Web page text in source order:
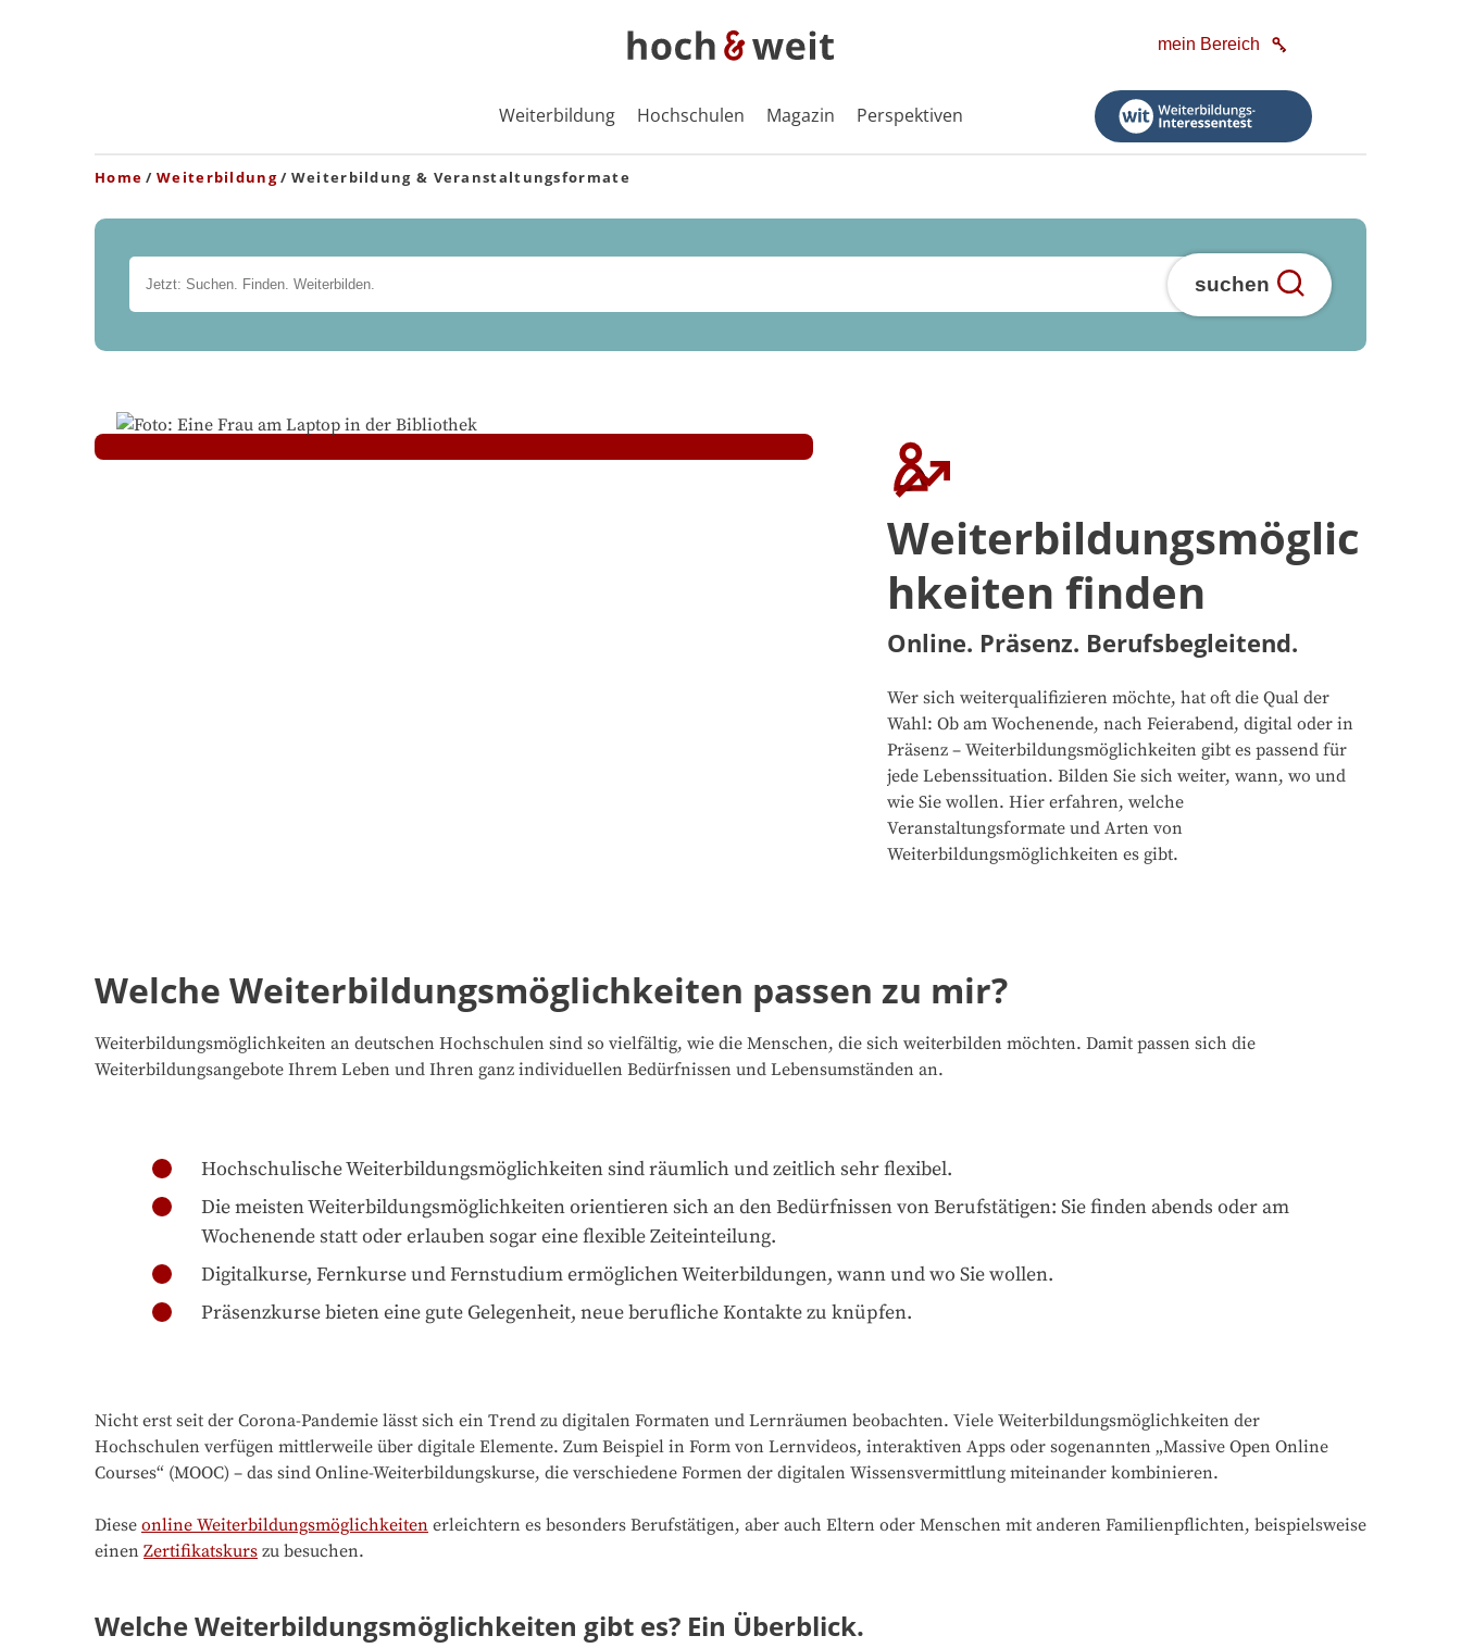
mein Bereich
Weiterbildung Hochschulen Magazin Perspektiven
Home Weiterbildung Weiterbildung & Veranstaltungsformate
suchen
Weiterbildungsmöglic
hkeiten finden
Online. Präsenz. Berufsbegleitend.
Wer sich weiterqualifizieren möchte, hat oft die Qual der
Wahl: Ob am Wochenende, nach Feierabend, digital oder in
Präsenz – Weiterbildungsmöglichkeiten gibt es passend für
jede Lebenssituation. Bilden Sie sich weiter, wann, wo und
wie Sie wollen. Hier erfahren, welche
Veranstaltungsformate und Arten von
Weiterbildungsmöglichkeiten es gibt.
Welche Weiterbildungsmöglichkeiten passen zu mir?
Weiterbildungsmöglichkeiten an deutschen Hochschulen sind so vielfältig, wie die Menschen, die sich weiterbilden möchten. Damit passen sich die
Weiterbildungsangebote Ihrem Leben und Ihren ganz individuellen Bedürfnissen und Lebensumständen an.
Hochschulische Weiterbildungsmöglichkeiten sind räumlich und zeitlich sehr flexibel.
Die meisten Weiterbildungsmöglichkeiten orientieren sich an den Bedürfnissen von Berufstätigen: Sie finden abends oder am
Wochenende statt oder erlauben sogar eine flexible Zeiteinteilung.
Digitalkurse, Fernkurse und Fernstudium ermöglichen Weiterbildungen, wann und wo Sie wollen.
Präsenzkurse bieten eine gute Gelegenheit, neue berufliche Kontakte zu knüpfen.
Nicht erst seit der Corona-Pandemie lässt sich ein Trend zu digitalen Formaten und Lernräumen beobachten. Viele Weiterbildungsmöglichkeiten der
Hochschulen verfügen mittlerweile über digitale Elemente. Zum Beispiel in Form von Lernvideos, interaktiven Apps oder sogenannten „Massive Open Online
Courses“ (MOOC) – das sind Online-Weiterbildungskurse, die verschiedene Formen der digitalen Wissensvermittlung miteinander kombinieren.
Diese online Weiterbildungsmöglichkeiten erleichtern es besonders Berufstätigen, aber auch Eltern oder Menschen mit anderen Familienpflichten, beispielsweise
einen Zertifikatskurs zu besuchen.
Welche Weiterbildungsmöglichkeiten gibt es? Ein Überblick.